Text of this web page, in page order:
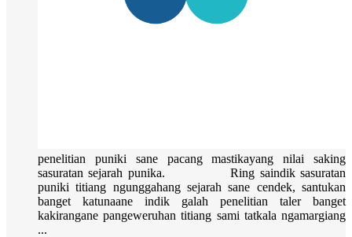
penelitian puniki sane pacang mastikayang nilai saking
sasuratan sejarah punika. Ring saindik sasuratan
puniki titiang ngunggahang sejarah sane cendek, santukan
banget katunaane indik galah penelitian taler banget
kakirangane pangeweruhan titiang sami tatkala ngamargiang
...